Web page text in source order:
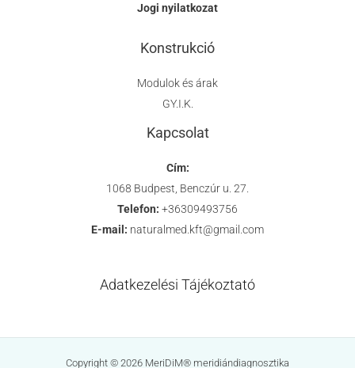
Jogi nyilatkozat
Konstrukció
Modulok és árak
GY.I.K.
Kapcsolat
Cím:
1068 Budpest, Benczúr u. 27.
Telefon: +36309493756
E-mail: naturalmed.kft@gmail.com
Adatkezelési Tájékoztató
Copyright © 2026 MeriDiM® meridiándiagnosztika